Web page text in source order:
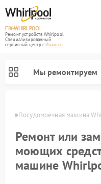
FIX-WHIRLPOOL
Ремонт устройств Whirlpool
Специализированный
cервисный центр г.Иваново
Мы ремонтируем
Посудомоечная машина
Ремонт или
моющих
машине